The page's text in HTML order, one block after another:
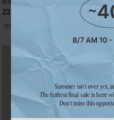
자개 스카시 보트넥니트
23,100